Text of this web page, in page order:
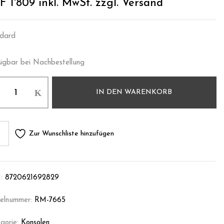
1'809inkl. MwSt. zzgl. Versand
bei Nachbestellung
IN DEN WARENKORB
Zur Wunschliste hinzufügen
8720621692829
RM-7665